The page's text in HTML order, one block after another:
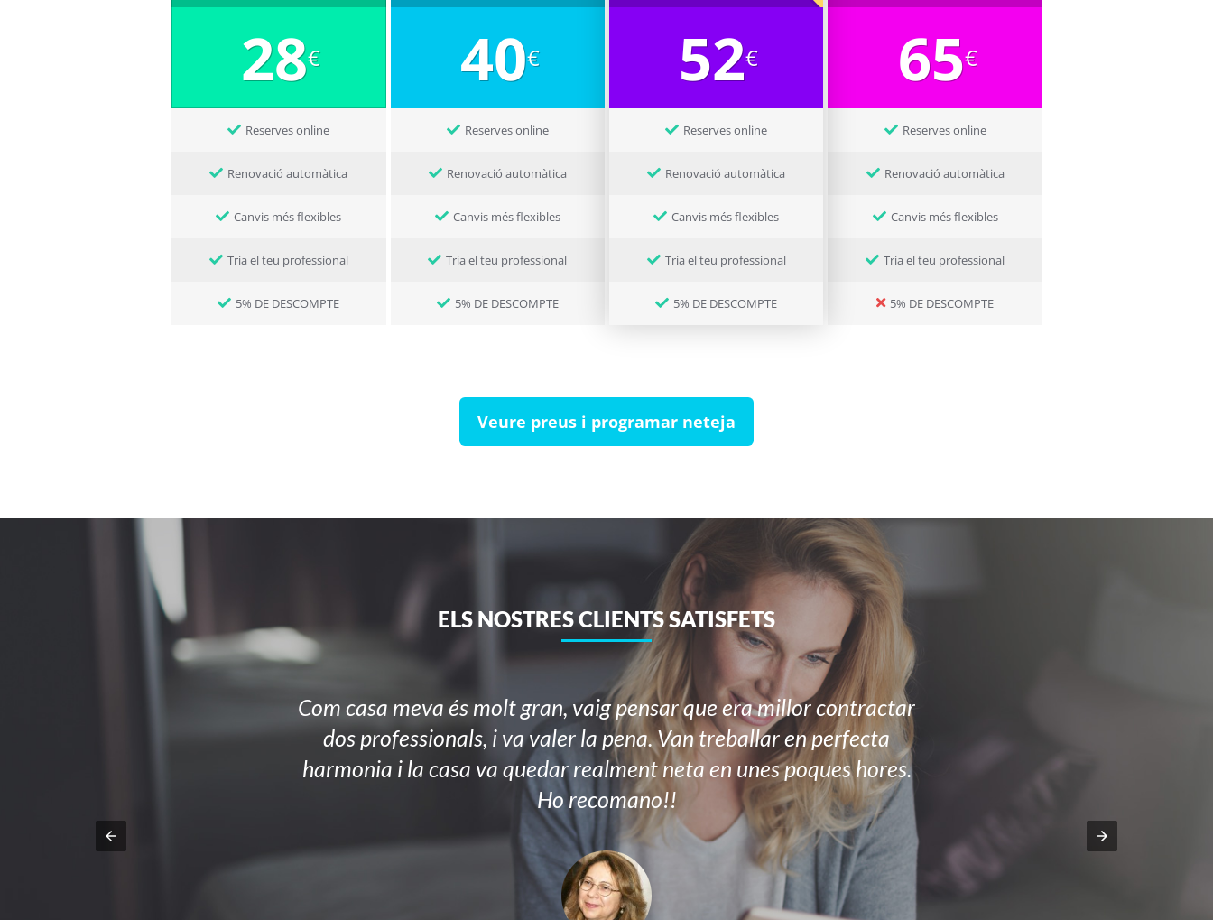
28€
Reserves online
Renovació automàtica
Canvis més flexibles
Tria el teu professional
5% DE DESCOMPTE
40€
Reserves online
Renovació automàtica
Canvis més flexibles
Tria el teu professional
5% DE DESCOMPTE
52€
Reserves online
Renovació automàtica
Canvis més flexibles
Tria el teu professional
5% DE DESCOMPTE
65€
Reserves online
Renovació automàtica
Canvis més flexibles
Tria el teu professional
5% DE DESCOMPTE
Veure preus i programar neteja
ELS NOSTRES CLIENTS SATISFETS
Com casa meva és molt gran, vaig pensar que era millor contractar
dos professionals, i va valer la pena. Van treballar en perfecta
harmonia i la casa va quedar realment neta en unes poques hores.
Ho recomano!!